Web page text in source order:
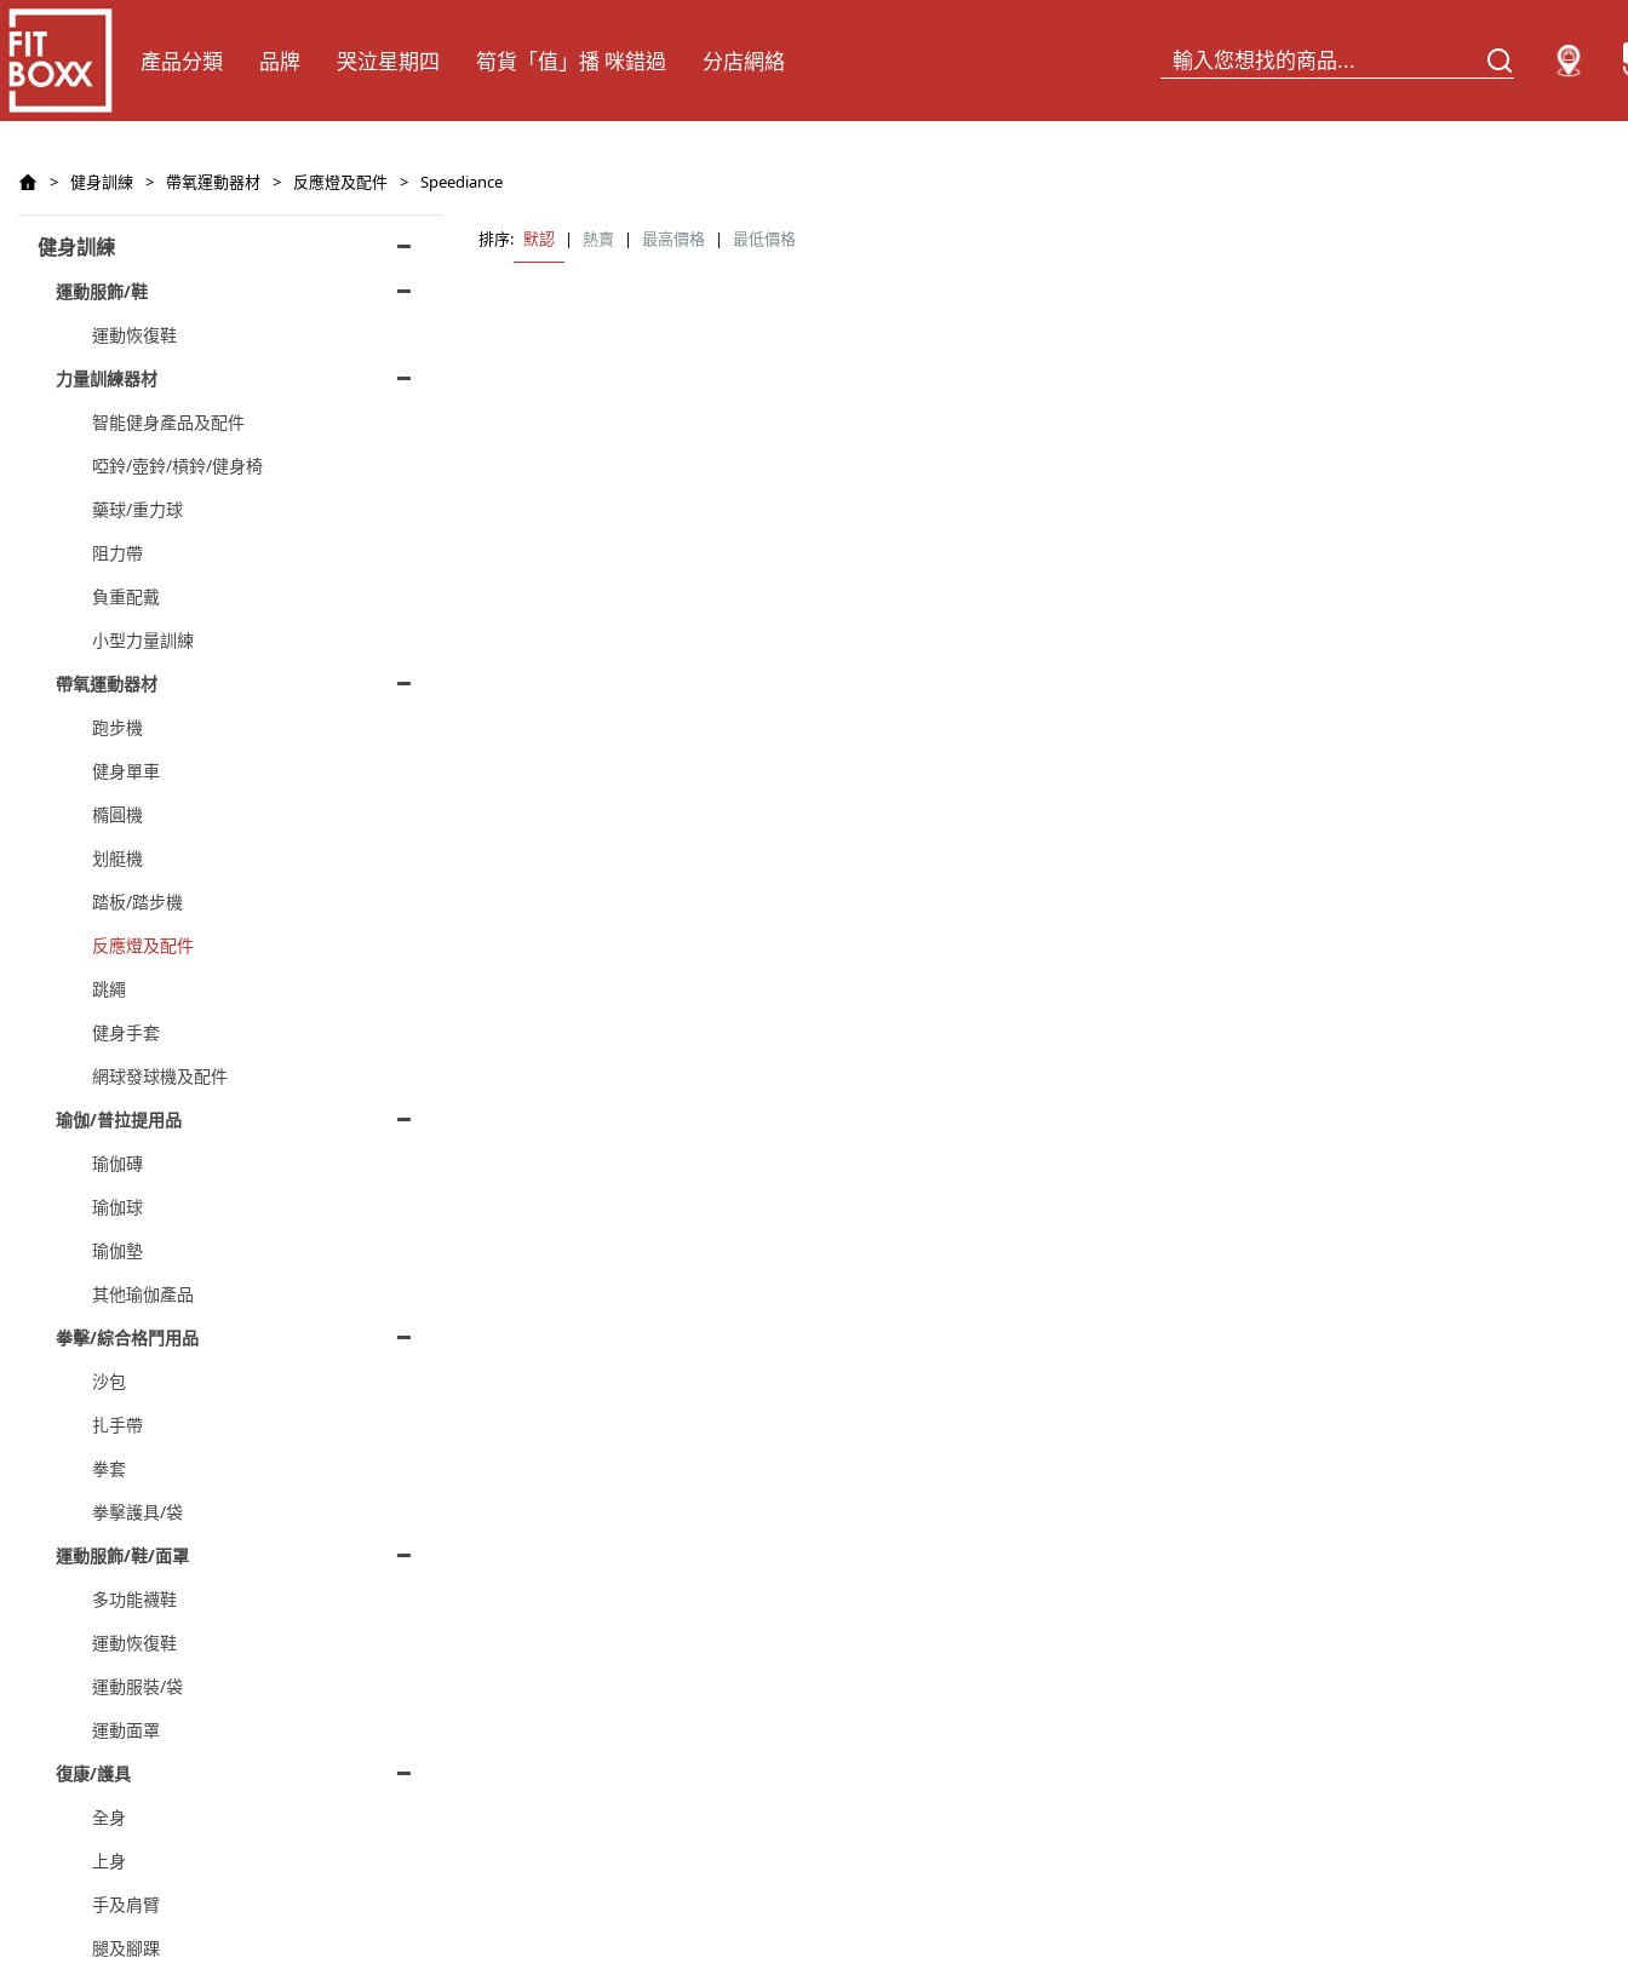
產品分類 品牌 哭泣星期四 筍貨「值」播 咪錯過 分店網絡
> 健身訓練 > 帶氧運動器材 > 反應燈及配件 > Speediance
健身訓練
運動服飾/鞋
運動恢復鞋
力量訓練器材
智能健身產品及配件
啞鈴/壺鈴/槓鈴/健身椅
藥球/重力球
阻力帶
負重配戴
小型力量訓練
帶氧運動器材
跑步機
健身單車
橢圓機
划艇機
踏板/踏步機
反應燈及配件
跳繩
健身手套
網球發球機及配件
瑜伽/普拉提用品
瑜伽磚
瑜伽球
瑜伽墊
其他瑜伽產品
拳擊/綜合格鬥用品
沙包
扎手帶
拳套
拳擊護具/袋
運動服飾/鞋/面罩
多功能襪鞋
運動恢復鞋
運動服裝/袋
運動面罩
復康/護具
全身
上身
手及肩臂
腿及腳踝
排序: 默認 | 熱賣 | 最高價格 | 最低價格